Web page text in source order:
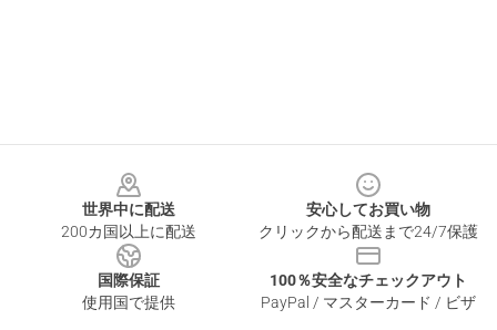
世界中に配送
200カ国以上に配送
安心してお買い物
クリックから配送まで24/7保護
国際保証
使用国で提供
100％安全なチェックアウト
PayPal / マスターカード / ビザ